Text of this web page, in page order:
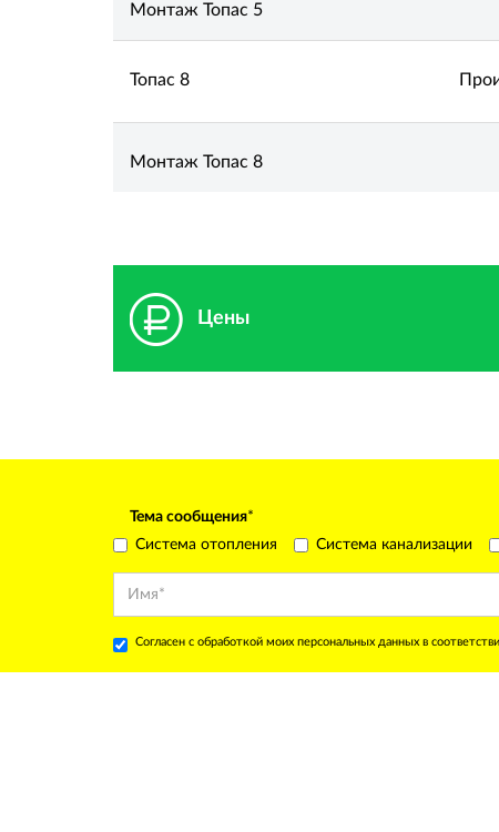
Монтаж Топас 5
Топас 8
Монтаж Топас 8
Цены
Тема сообщения*
Система отопления
Система канализации
Согласен с обработкой моих персональных данных в